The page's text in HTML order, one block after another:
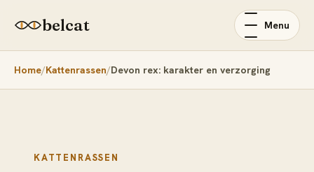
belcat Menu
Home Kattenrassen Devon rex: karakter en verzorging
KATTENRASSEN